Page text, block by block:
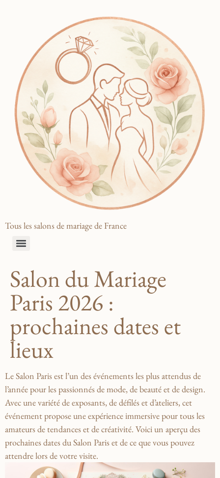
Tous les salons de mariage de France
Salon du Mariage
Paris 2026 :
prochaines dates et
lieux
Le Salon Paris est l’un des événements ⁣les‌ plus attendus de
l’année pour les passionnés de​ mode, de beauté⁢ et de design.
Avec une variété ‌de exposants, de défilés et d’ateliers, cet
événement propose une expérience immersive pour tous les
amateurs de tendances et de créativité. Voici un aperçu des
prochaines dates du‌ Salon Paris ‍et de ce que vous pouvez
attendre lors de votre visite.